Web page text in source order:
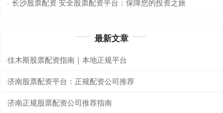
·
最新文章
·佳木斯股票配资指南｜本地正规平台
·济南股票配资平台：正规配资公司推荐
·济南正规股票配资公司推荐指南